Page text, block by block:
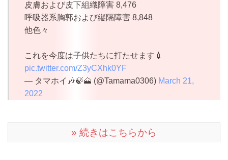
皮膚および皮下組織障害 8,476
呼吸器系胸郭および縦隔障害 8,848
他色々
これを今度は子供たちに打たせます💉
pic.twitter.com/Z3yCXhk0YF
— タマホイ🎶🍃🗻 (@Tamama0306) March 21,
2022
» 続きはこちらから